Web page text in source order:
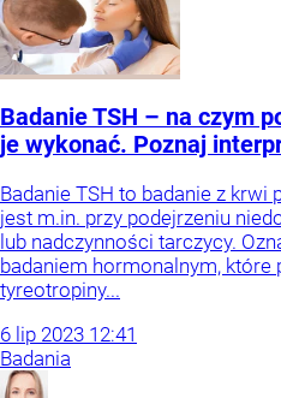
Badanie TSH – na czym
je wykonać. Poznaj
Badanie TSH to badanie z krwi
jest m.in. przy podejrzeniu
lub nadczynności tarczycy.
badaniem hormonalnym,
tyreotropiny...
6 lip 2023 12:41
Badania